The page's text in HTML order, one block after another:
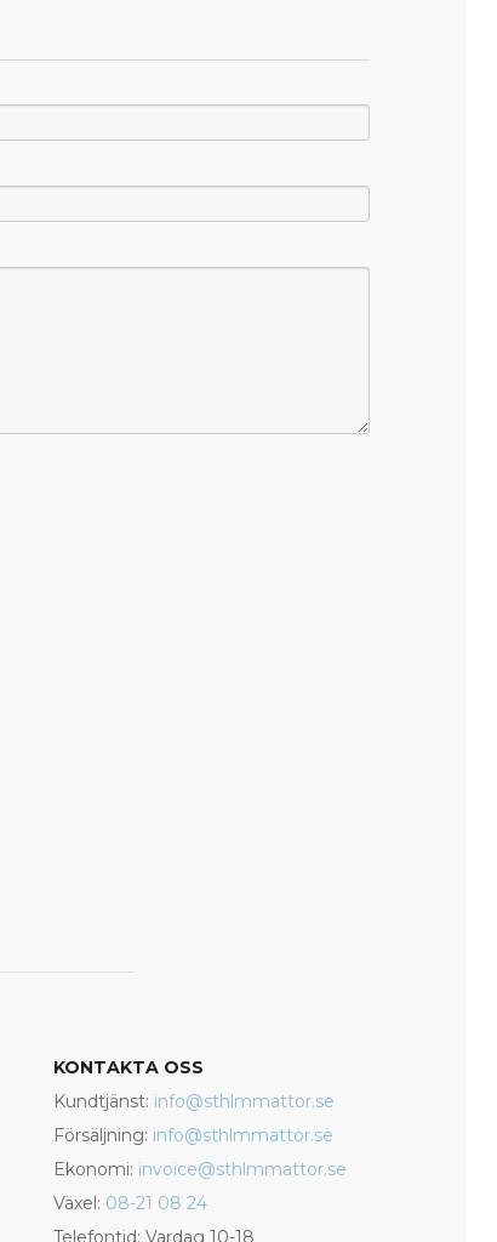
KONTAKTA OSS
Kundtjänst: info@sthlmmattor.se
Försäljning: info@sthlmmattor.se
Ekonomi: invoice@sthlmmattor.se
Växel: 08-21 08 24
Telefontid: Vardag 10-18